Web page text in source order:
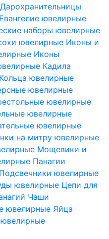
Дарохранительницы
Евангелие ювелирные
наборы ювелирные
ювелирные Иконы и
Иконы
Кадила
Кольца ювелирные
ювелирные
ювелирные
ювелирные
ювелирные
на митру ювелирные
Мощевики и
Панагии
Подсвечники ювелирные
ювелирные Цепи для
Чаши
ювелирные Яйца